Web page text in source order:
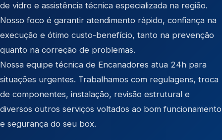
de vidro e assistência técnica especializada na região.
Nosso foco é garantir atendimento rápido, confiança na
execução e ótimo custo-benefício, tanto na prevenção
quanto na correção de problemas.
Nossa equipe técnica de Encanadores atua 24h para
situações urgentes. Trabalhamos com regulagens, troca
de componentes, instalação, revisão estrutural e
diversos outros serviços voltados ao bom funcionamento
e segurança do seu box.